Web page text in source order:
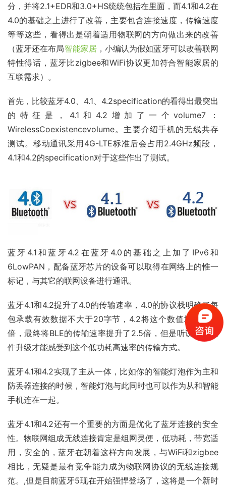
分，并将2.1+EDR和3.0+HS统统包括在里面，而4.1和4.2在
4.0的基础之上进行了改善，主要包含连接速度，传输速度
等等这些，看得出是朝着适用物联网的方向做出来的改善
（蓝牙还在布局智能家居，小编认为假如蓝牙可以改善联网
特性得话，蓝牙比zigbee和WiFi协议更加符合智能家居的
互联需求）。
首先，比较蓝牙4.0、4.1、4.2specification的看得出最突出
的特征是，4.1和4.2增加了一个volume7：
WirelessCoexistencevolume。主要介绍手机的无线共存
测试。移动通讯采用4G-LTE标准后会占用2.4GHz频段，
4.1和4.2的specification对于这些作出了测试。
蓝牙4.1和蓝牙4.2在蓝牙4.0的基础之上加了IPv6和
6LowPAN，配备蓝牙芯片的设备可以取得在网络上的惟一
标记，与其它的联网设备进行通讯。
蓝牙4.1和4.2提升了4.0的传输速率，4.0的协议栈明确了每
包承载有效数据不大于20字节，4.2将这个数值增加了10
倍，最终将BLE的传输速率提升了2.5倍，但是听说要等硬
件升级才能感受到这个低功耗高速率的传输方式。
蓝牙4.1和4.2实现了主从一体，比如你的智能灯泡作为主和
防丢器连接的时候，智能灯泡与此同时也可以作为从和智能
手机连在一起。
蓝牙4.1和4.2还有一个重要的方面是优化了蓝牙连接的安全
性。物联网组成无线连接肯定是组网灵便，低功耗，带宽适
用，安全的，蓝牙在朝着这样方向发展，与WiFi和zigbee
相比，无疑是最有竞争能力成为物联网协议的无线连接规
范。,但是目前蓝牙5现在开始强悍登场了，这将是一个新时